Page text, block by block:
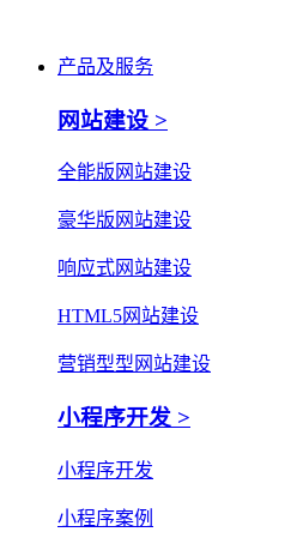
产品及服务
网站建设 >
全能版网站建设
豪华版网站建设
响应式网站建设
HTML5网站建设
营销型型网站建设
小程序开发 >
小程序开发
小程序案例